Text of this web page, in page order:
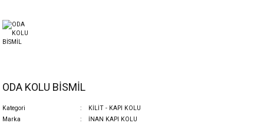
ODA KOLU BİSMİL
Kategori
KİLİT - KAPI KOLU
Marka
İNAN KAPI KOLU